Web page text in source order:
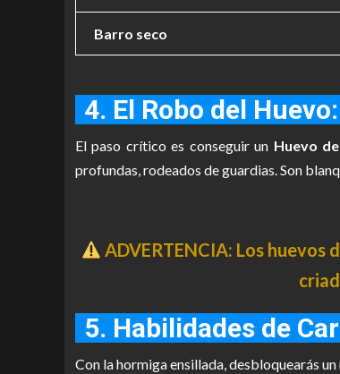
Barro seco
4. El Robo del
El paso crítico es conseguir un Huevo
profundas, rodeados de guardias. Son
ADVERTENCIA: Los
5. Habilidades de
Con la hormiga ensillada, desbloquearás